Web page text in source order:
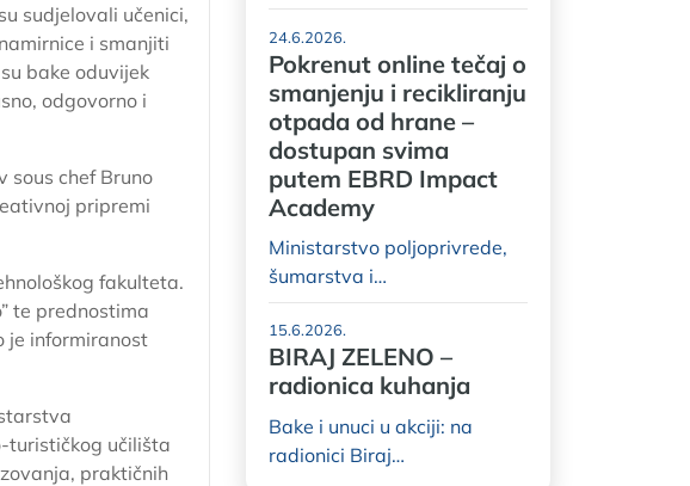
sudjelovali učenici,
i smanjiti
bake oduvijek
odgovorno i
sous chef Bruno
pripremi
fakulteta.
te prednostima
je informiranost
turističkog učilišta
praktičnih
24.6.2026.
Pokrenut online tečaj o
smanjenju i recikliranju
otpada od hrane –
dostupan svima
putem EBRD Impact
Academy
Ministarstvo poljoprivrede,
šumarstva i…
15.6.2026.
BIRAJ ZELENO –
radionica kuhanja
Bake i unuci u akciji: na
radionici Biraj…